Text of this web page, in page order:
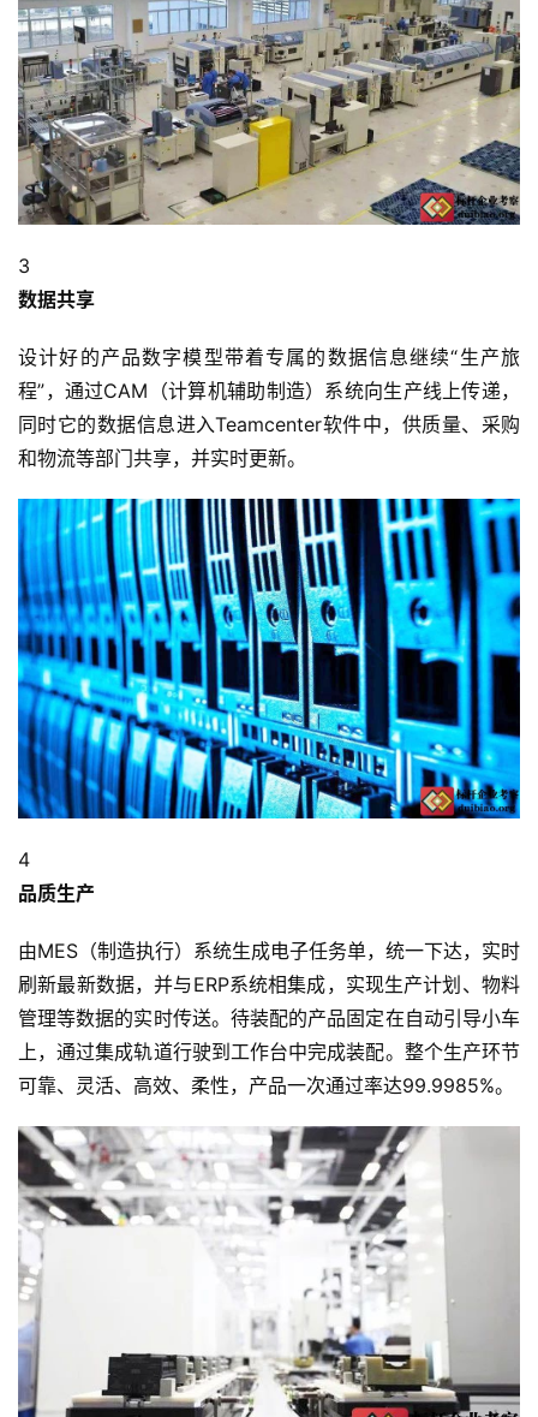
首
3
数据共享
设计好的产品数字模型带着专属的数据信息继续“生产旅
程”，通过CAM（计算机辅助制造）系统向生产线上传递，
同时它的数据信息进入Teamcenter软件中，供质量、采购
和物流等部门共享，并实时更新。
4
品质生产
由MES（制造执行）系统生成电子任务单，统一下达，实时
刷新最新数据，并与ERP系统相集成，实现生产计划、物料
管理等数据的实时传送。待装配的产品固定在自动引导小车
上，通过集成轨道行驶到工作台中完成装配。整个生产环节
可靠、灵活、高效、柔性，产品一次通过率达99.9985%。